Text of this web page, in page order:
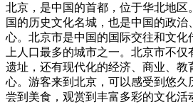
北京，是中国的首都，位于华北地区
国的历史文化名城，也是中国的政治
心。北京市是中国的国际交往和文化
上人口最多的城市之一。北京市不
遗址，还有现代化的经济、商业、教
心。游客来到北京，可以感受到悠久
尝到美食，观赏到丰富多彩的文化活